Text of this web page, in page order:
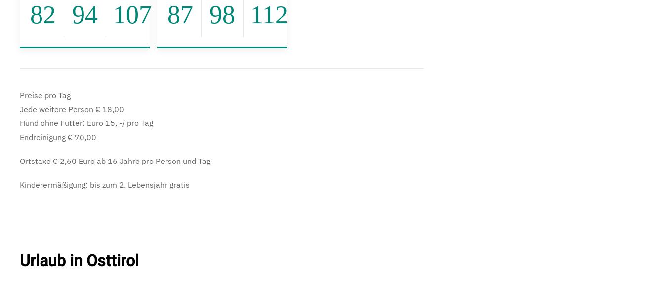
82 94 107 87 98 112
Preise pro Tag
Jede weitere Person € 18,00
Hund ohne Futter: Euro 15, -/ pro Tag
Endreinigung € 70,00
Ortstaxe € 2,60 Euro ab 16 Jahre pro Person und Tag
Kinderermäßigung: bis zum 2. Lebensjahr gratis
Urlaub in Osttirol